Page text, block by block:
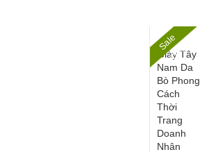
S
al
e
4
2
%
Giày Tây
Nam Da
Bò Phong
Cách
Thời
Trang
Doanh
Nhân